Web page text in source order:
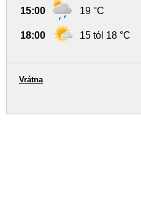
15:00 19 °C
18:00 15 tól 18 °C
Vrátna